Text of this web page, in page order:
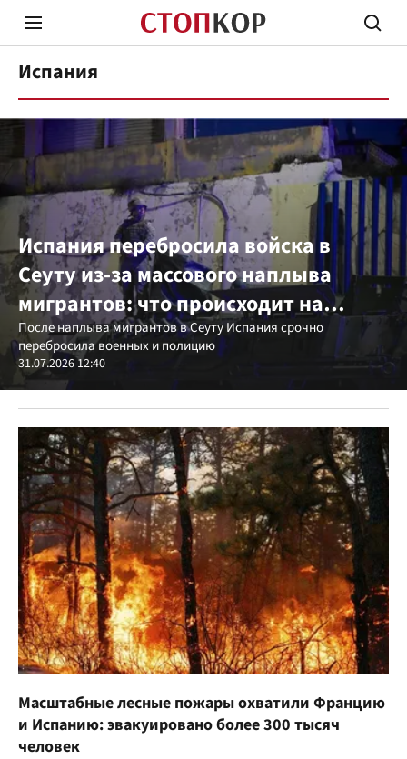
Стоп Политической Коррупции
Политика
Испания
Испания перебросила войска в
Сеуту из-за массового наплыва
мигрантов: что происходит на
границе с Марокко
После наплыва мигрантов в Сеуту Испания срочно
перебросила военных и полицию
31.07.2026 12:40
Масштабные лесные пожары охватили Францию
и Испанию: эвакуировано более 300 тысяч
человек